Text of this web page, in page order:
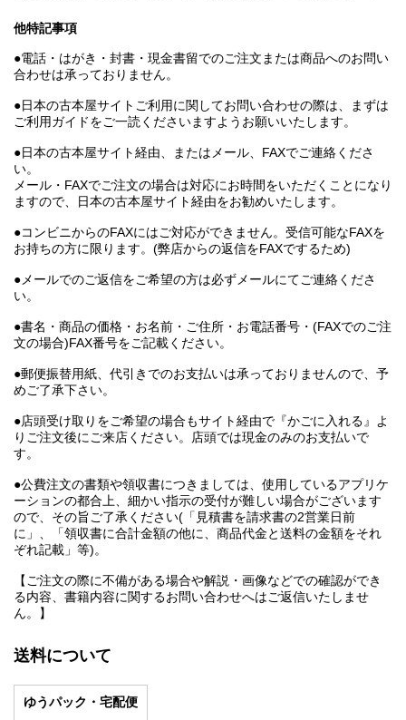
他特記事項
●電話・はがき・封書・現金書留でのご注文または商品へのお問い
合わせは承っておりません。
●日本の古本屋サイトご利用に関してお問い合わせの際は、まずは
ご利用ガイドをご一読くださいますようお願いいたします。
●日本の古本屋サイト経由、またはメール、FAXでご連絡くださ
い。
メール・FAXでご注文の場合は対応にお時間をいただくことになり
ますので、日本の古本屋サイト経由をお勧めいたします。
●コンビニからのFAXにはご対応ができません。受信可能なFAXを
お持ちの方に限ります。(弊店からの返信をFAXでするため)
●メールでのご返信をご希望の方は必ずメールにてご連絡くださ
い。
●書名・商品の価格・お名前・ご住所・お電話番号・(FAXでのご注
文の場合)FAX番号をご記載ください。
●郵便振替用紙、代引きでのお支払いは承っておりませんので、予
めご了承下さい。
●店頭受け取りをご希望の場合もサイト経由で『かごに入れる』よ
りご注文後にご来店ください。店頭では現金のみのお支払いで
す。
●公費注文の書類や領収書につきましては、使用しているアプリケ
ーションの都合上、細かい指示の受付が難しい場合がございます
ので、その旨ご了承ください(「見積書を請求書の2営業日前
に」、「領収書に合計金額の他に、商品代金と送料の金額をそれ
ぞれ記載」等)。
【ご注文の際に不備がある場合や解説・画像などでの確認ができ
る内容、書籍内容に関するお問い合わせへはご返信いたしませ
ん。】
送料について
ゆうパック・宅配便